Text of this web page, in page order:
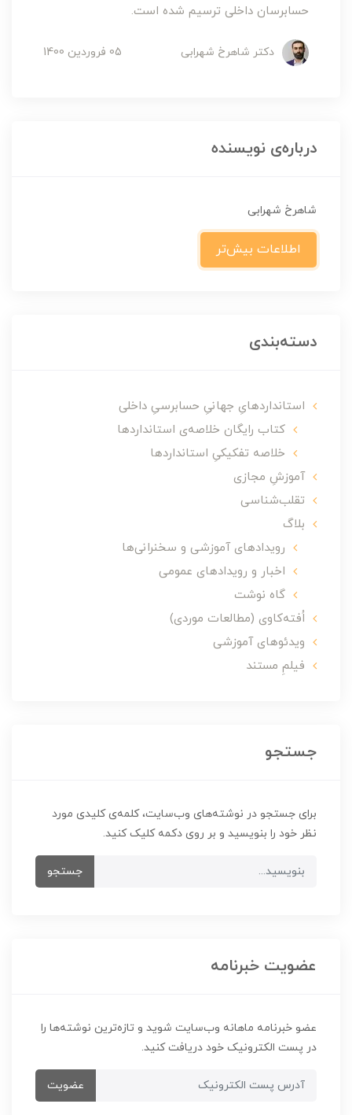
حسابرسان داخلی ترسیم شده است.
دکتر شاهرخ شهرابی 05 فروردین 1400
درباره‌ی نویسنده
شاهرخ شهرابی
اطلاعات بیش‌تر
دسته‌بندی
استانداردهایِ جهانیِ حسابرسیِ داخلی
کتاب رایگان خلاصه‌ی استانداردها
خلاصه تفکیکیِ استانداردها
آموزشِ مجازی
تقلب‌شناسی
بلاگ
رویدادهای آموزشی و سخنرانی‌ها
اخبار و رویدادهای عمومی
گاه نوشت
اُفته‌کاوی (مطالعات موردی)
ویدئوهای آموزشی
فیلمِ مستند
جستجو
برای جستجو در نوشته‌های وب‌سایت، کلمه‌ی کلیدی مورد
نظر خود را بنویسید و بر روی دکمه کلیک کنید.
جستجو
عضویت خبرنامه
عضو خبرنامه ماهانه وب‌سایت شوید و تازه‌ترین نوشته‌ها را
در پست الکترونیک خود دریافت کنید.
عضویت